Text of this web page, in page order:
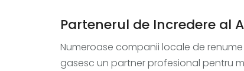
Partenerul de Incredere al
Numeroase companii locale de
gasesc un partner profesional pentru